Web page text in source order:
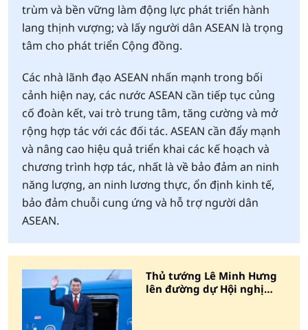
trùm và bền vững làm động lực phát triển hành
lang thịnh vượng; và lấy người dân ASEAN là trọng
tâm cho phát triển Cộng đồng.
Các nhà lãnh đạo ASEAN nhấn mạnh trong bối
cảnh hiện nay, các nước ASEAN cần tiếp tục củng
cố đoàn kết, vai trò trung tâm, tăng cường và mở
rộng hợp tác với các đối tác. ASEAN cần đẩy mạnh
và nâng cao hiệu quả triển khai các kế hoạch và
chương trình hợp tác, nhất là về bảo đảm an ninh
năng lượng, an ninh lương thực, ổn định kinh tế,
bảo đảm chuỗi cung ứng và hỗ trợ người dân
ASEAN.
Thủ tướng Lê Minh Hưng
lên đường dự Hội nghị